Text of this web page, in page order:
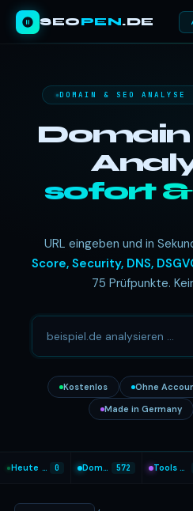
SEOPEN.DE
DOMAIN & SEO ANALYSE
Domain
sofort
URL eingeben und in
Score, Security, DNS,
75 Prüfpunkte.
Kostenlos Ohne
Made in Germany
Heute analysiert 0 Domains geprüft 572 Tools heute genutzt